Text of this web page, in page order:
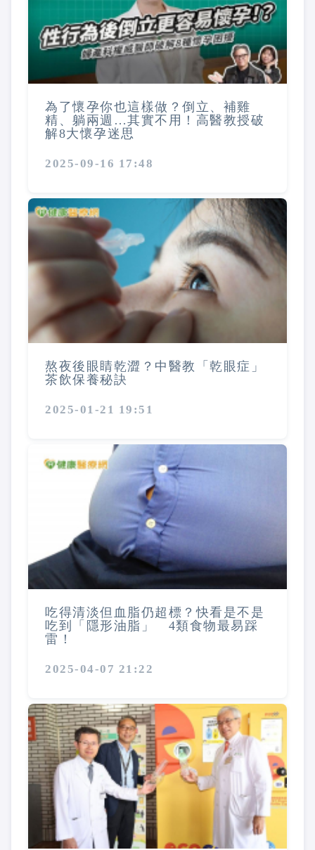
為了懷孕你也這樣做？倒立、補雞
精、躺兩週…其實不用！高醫教授破
解8大懷孕迷思
2025-09-16 17:48
熬夜後眼睛乾澀？中醫教「乾眼症」
茶飲保養秘訣
2025-01-21 19:51
吃得清淡但血脂仍超標？快看是不是
吃到「隱形油脂」 4類食物最易踩
雷！
2025-04-07 21:22